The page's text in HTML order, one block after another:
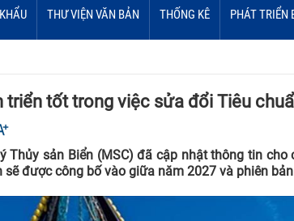
THƯ VIỆN VĂN BẢN THỐNG KÊ PHÁT TRIỂN
triển tốt trong việc sửa đổi Tiêu
Thủy sản Biển (MSC) đã cập nhật thông tin
sẽ được công bố vào giữa năm 2027 và phiên